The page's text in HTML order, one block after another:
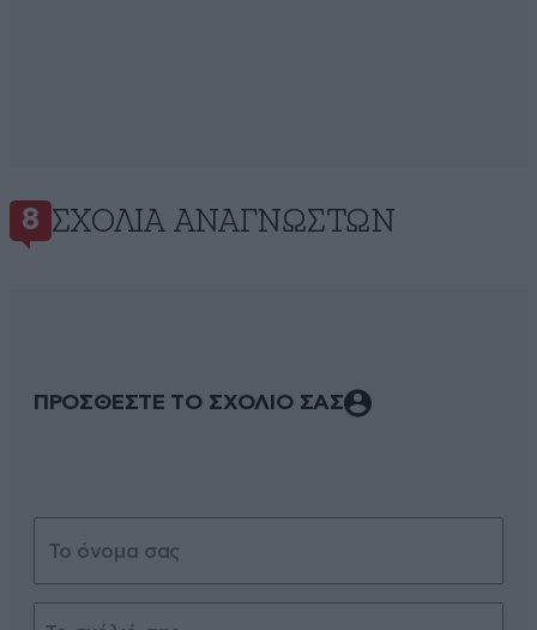
8 ΣΧΌΛΙΑ ΑΝΑΓΝΩΣΤΏΝ
ΠΡΟΣΘΕΣΤΕ ΤΟ ΣΧΟΛΙΟ ΣΑΣ